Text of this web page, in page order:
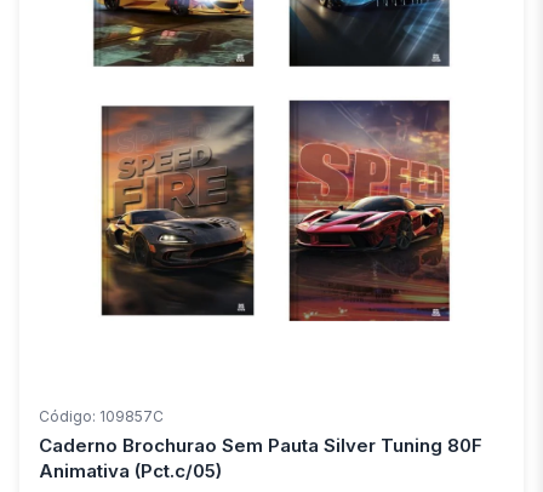
Código: 109857C
Caderno Brochurao Sem Pauta Silver Tuning 80F
Animativa (Pct.c/05)